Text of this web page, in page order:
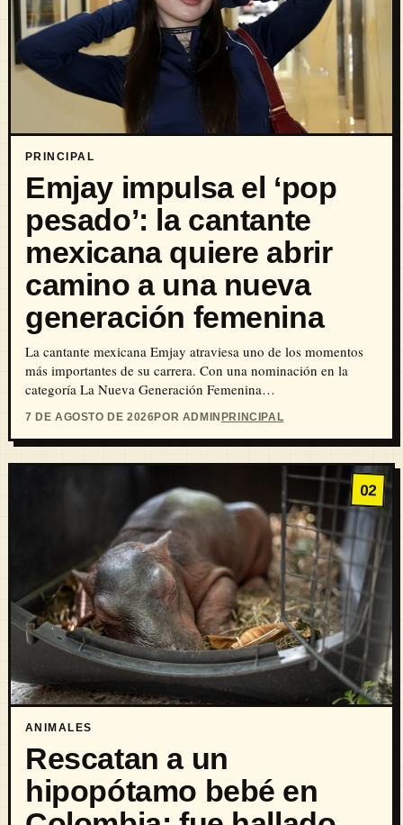
PRINCIPAL
Emjay impulsa el ‘pop
pesado’: la cantante
mexicana quiere abrir
camino a una nueva
generación femenina
La cantante mexicana Emjay atraviesa uno de los momentos
más importantes de su carrera. Con una nominación en la
categoría La Nueva Generación Femenina…
7 DE AGOSTO DE 2026POR ADMINPRINCIPAL
02
ANIMALES
Rescatan a un
hipopótamo bebé en